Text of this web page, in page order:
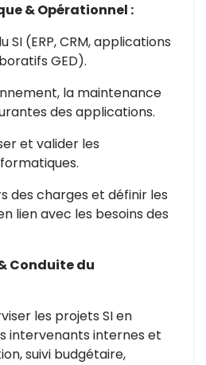
& Opérationnel :
SI (ERP, CRM, applications
GED).
la maintenance
des applications.
et valider les
des charges et définir les
lien avec les besoins des
Conduite du
les projets SI en
intervenants internes et
suivi budgétaire,